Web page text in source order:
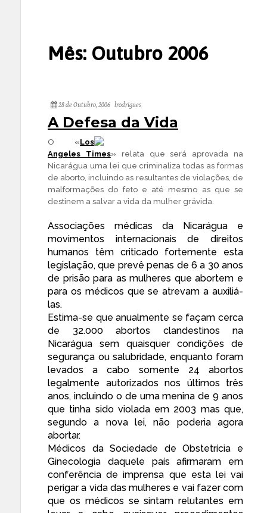
Mês: Outubro 2006
28 de Outubro, 2006 lrodrigues
A Defesa da Vida
O «Los
Angeles Times» relata que será aprovada na
Nicarágua uma lei que criminaliza todas as formas
de aborto, incluindo as resultantes de violações, de
malformações do feto e até mesmo as que se
destinem a salvar a vida da mulher grávida.
Associações médicas da Nicarágua e
movimentos internacionais de direitos
humanos têm criticado fortemente esta
legislação, que prevê penas de 6 a 30 anos
de prisão para as mulheres que abortem e
para os médicos que se atrevam a auxiliá-
las.
Estima-se que anualmente se façam cerca
de 32.000 abortos clandestinos na
Nicarágua sem quaisquer condições de
segurança ou salubridade, enquanto foram
levados a cabo somente 24 abortos
legalmente autorizados nos últimos três
anos, incluindo o de uma menina de 9 anos
que tinha sido violada em 2003 mas que,
segundo a nova lei, não poderia agora
abortar.
Médicos da Sociedade de Obstetrícia e
Ginecologia daquele país afirmaram em
conferência de imprensa que esta lei vai
perigar a vida das mulheres e vai fazer com
que os médicos se sintam relutantes em